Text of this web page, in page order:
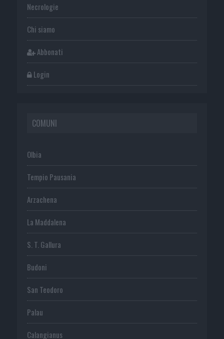
Necrologie
Chi siamo
Abbonati
Login
COMUNI
Olbia
Tempio Pausania
Arzachena
La Maddalena
S. T. Gallura
Budoni
San Teodoro
Palau
Calangianus